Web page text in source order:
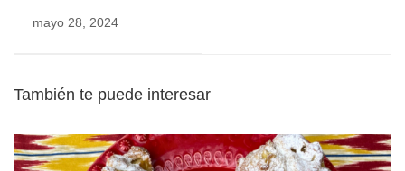
mayo 28, 2024
También te puede interesar